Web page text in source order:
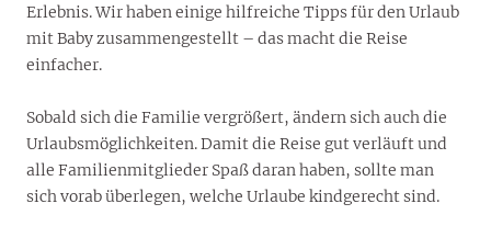
Erlebnis. Wir haben einige hilfreiche Tipps für den Urlaub
mit Baby zusammengestellt – das macht die Reise
einfacher.
Sobald sich die Familie vergrößert, ändern sich auch die
Urlaubsmöglichkeiten. Damit die Reise gut verläuft und
alle Familienmitglieder Spaß daran haben, sollte man
sich vorab überlegen, welche Urlaube kindgerecht sind.